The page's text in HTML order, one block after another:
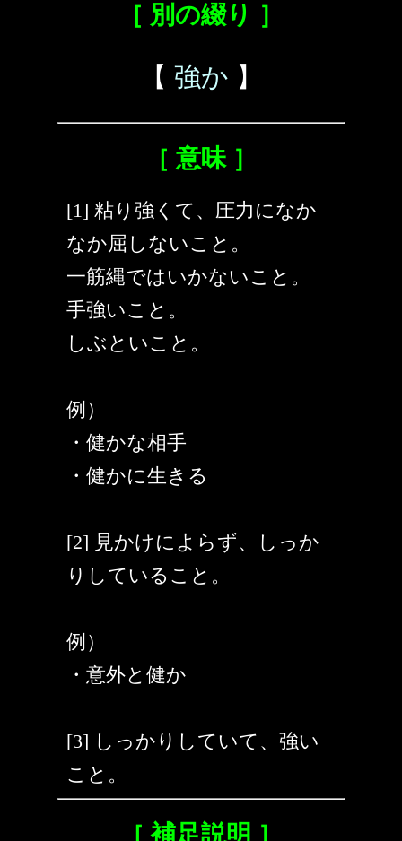
［ 別の綴り ］
【 強か 】
［ 意味 ］
[1] 粘り強くて、圧力になか
なか屈しないこと。
一筋縄ではいかないこと。
手強いこと。
しぶといこと。
例）
・健かな相手
・健かに生きる
[2] 見かけによらず、しっか
りしていること。
例）
・意外と健か
[3] しっかりしていて、強い
こと。
［ 補足説明 ］